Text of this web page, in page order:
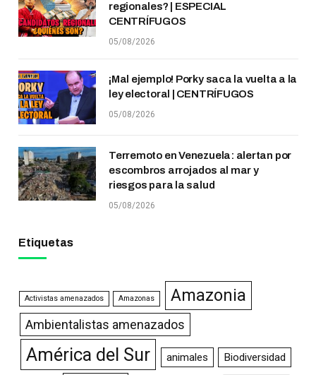
regionales? | ESPECIAL
CENTRÍFUGOS
05/08/2026
¡Mal ejemplo! Porky saca la vuelta a la
ley electoral | CENTRÍFUGOS
05/08/2026
Terremoto en Venezuela: alertan por
escombros arrojados al mar y
riesgos para la salud
05/08/2026
Etiquetas
Activistas amenazados Amazonas Amazonia
Ambientalistas amenazados
América del Sur animales Biodiversidad